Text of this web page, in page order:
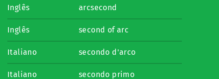
Inglês arcsecond
Inglês second of arc
Italiano secondo d'arco
Italiano secondo primo